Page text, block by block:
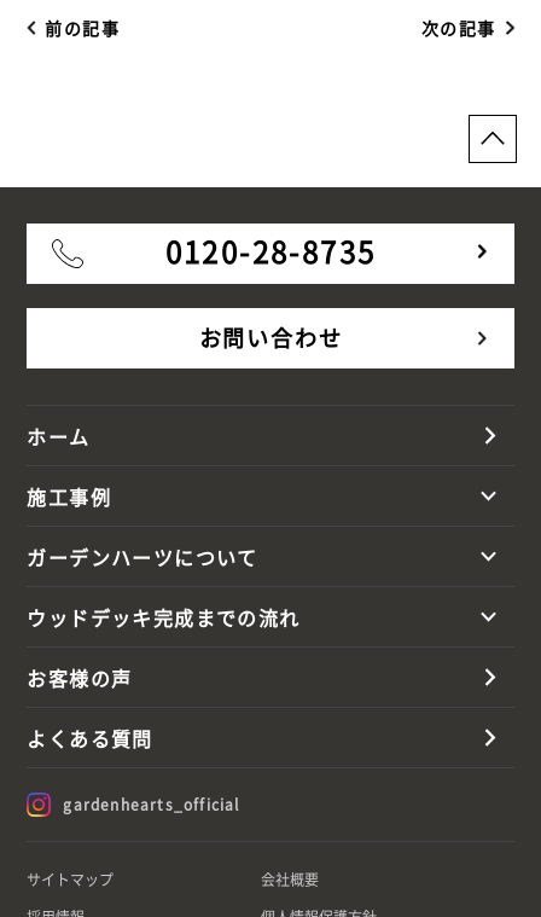
前の記事 次の記事
0120-28-8735
お問い合わせ
ホーム
施工事例
ガーデンハーツについて
ウッドデッキ完成までの流れ
お客様の声
よくある質問
gardenhearts_official
サイトマップ
会社概要